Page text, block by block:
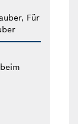
Für